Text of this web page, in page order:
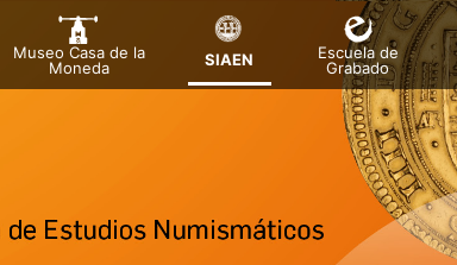
Museo Casa de la
Moneda
SIAEN
Escuela de
Grabado